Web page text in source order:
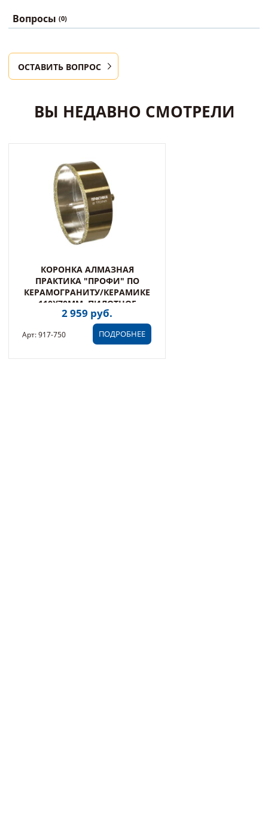
Вопросы (0)
ОСТАВИТЬ ВОПРОС
ВЫ НЕДАВНО СМОТРЕЛИ
КОРОНКА АЛМАЗНАЯ
ПРАКТИКА "ПРОФИ" ПО
КЕРАМОГРАНИТУ/КЕРАМИКЕ
110Х70ММ, ПИЛОТНОЕ
СВЕРЛО (1ШТ) БЛИСТЕР (917-
750)
2 959 руб.
ПОДРОБНЕЕ
Арт: 917-750